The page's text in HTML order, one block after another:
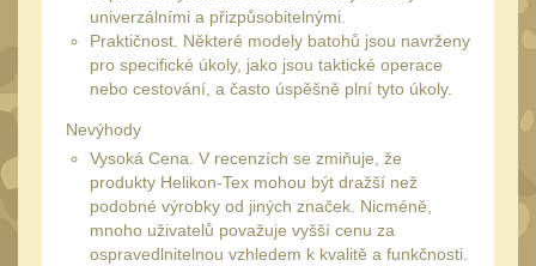
Dvojnožky na otočný
15
Popruhy a poutka
Príslušenstvo 18
OPTIKY(146)
univerzálními a přizpůsobitelnými.
Praktičnost. Některé modely batohů jsou navrženy
pro specifické úkoly, jako jsou taktické operace
nebo cestování, a často úspěšně plní tyto úkoly.
Nevýhody
Vysoká Cena. V recenzích se zmiňuje, že
produkty Helikon-Tex mohou být dražší než
podobné výrobky od jiných značek. Nicméně,
mnoho uživatelů považuje vyšší cenu za
ospravedlnitelnou vzhledem k kvalitě a funkčnosti.